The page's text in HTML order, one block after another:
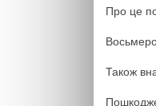
Про це
Також